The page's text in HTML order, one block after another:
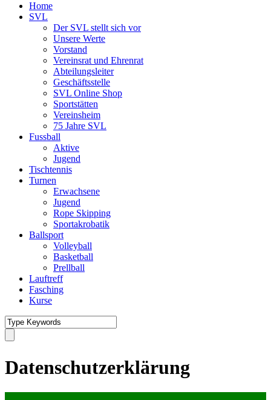
Home
SVL
Der SVL stellt sich vor
Unsere Werte
Vorstand
Vereinsrat und Ehrenrat
Abteilungsleiter
Geschäftsstelle
SVL Online Shop
Sportstätten
Vereinsheim
75 Jahre SVL
Fussball
Aktive
Jugend
Tischtennis
Turnen
Erwachsene
Jugend
Rope Skipping
Sportakrobatik
Ballsport
Volleyball
Basketball
Prellball
Lauftreff
Fasching
Kurse
Datenschutzerklärung